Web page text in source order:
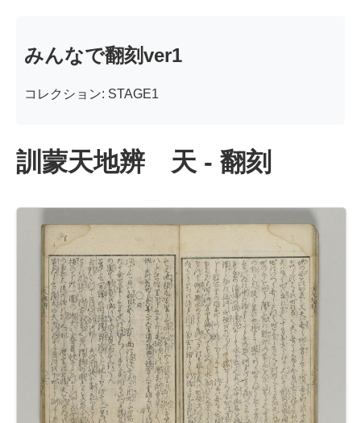
みんなで翻刻ver1
コレクション: STAGE1
訓蒙天地辨 天 - 翻刻